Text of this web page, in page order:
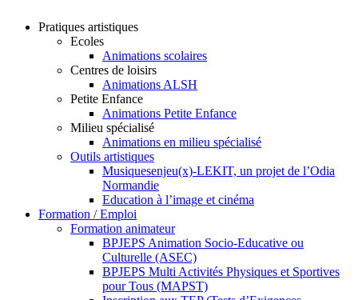
Pratiques artistiques
Ecoles
Animations scolaires
Centres de loisirs
Animations ALSH
Petite Enfance
Animations Petite Enfance
Milieu spécialisé
Animations en milieu spécialisé
Outils artistiques
Musiquesenjeu(x)-LEKIT, un projet de l’Odia
Normandie
Education à l’image et cinéma
Formation / Emploi
Formation animateur
BPJEPS Animation Socio-Educative ou
Culturelle (ASEC)
BPJEPS Multi Activités Physiques et Sportives
pour Tous (MAPST)